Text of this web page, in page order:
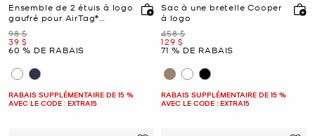
Ensemble de 2 étuis à logo
gaufré pour AirTag®
d'Apple
était
98 $
maintenant
39 $
60 % DE RABAIS
RABAIS SUPPLÉMENTAIRE DE 15 %
AVEC LE CODE : EXTRA15
Sac à une bretelle Cooper
à logo
était
458 $
maintenant
129 $
71 % DE RABAIS
RABAIS SUPPLÉMENTAIRE DE 15 %
AVEC LE CODE : EXTRA15